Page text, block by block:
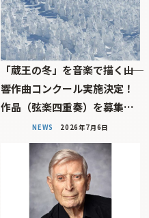
「蔵王の冬」を音楽で描く――山
響作曲コンクール実施決定！
作品（弦楽四重奏）を募集…
NEWS 2026年7月6日